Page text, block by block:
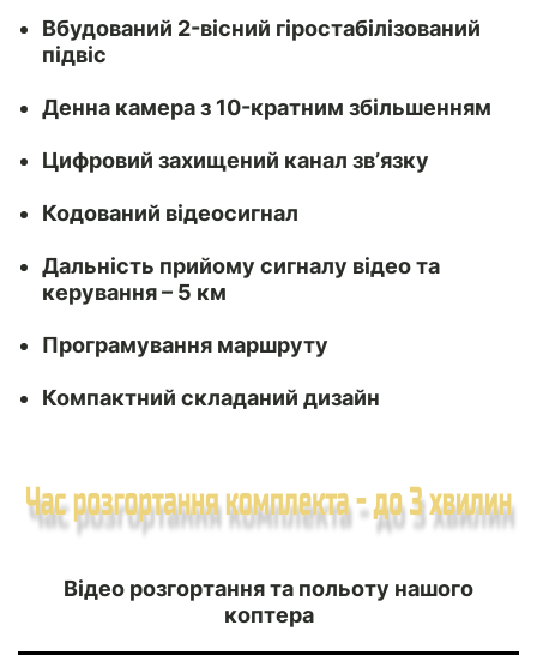
Вбудований 2-вісний гіростабілізований
підвіс
Денна камера з 10-кратним збільшенням
Цифровий захищений канал зв’язку
Кодований відеосигнал
Дальність прийому сигналу відео та
керування – 5 км
Програмування маршруту
Компактний складаний дизайн
Відео розгортання та польоту нашого
коптера